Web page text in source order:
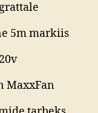
5m markiis
MaxxFan